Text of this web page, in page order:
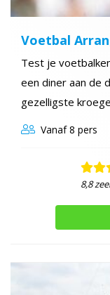
Voetbal
Test je
een diner aan de
gezelligste
Vanaf8 pers
8,8